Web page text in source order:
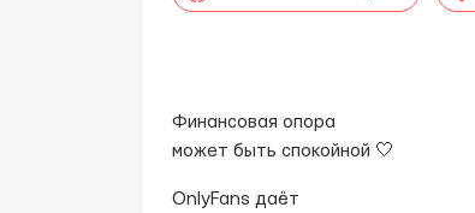
Финансовая опора
может быть спокойной 🤍
OnlyFans даёт